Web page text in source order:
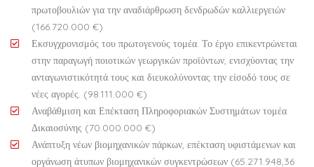
πρωτοβουλιών για την αναδιάρθρωση δενδρωδών καλλιεργειών
(166.720.000 €)
Εκσυγχρονισμός του πρωτογενούς τομέα. Το έργο επικεντρώνεται
στην παραγωγή ποιοτικών γεωργικών προϊόντων, ενισχύοντας την
ανταγωνιστικότητά τους και διευκολύνοντας την είσοδό τους σε
νέες αγορές. (98.111.000 €)
Αναβάθμιση και Επέκταση Πληροφοριακών Συστημάτων τομέα
Δικαιοσύνης (70.000.000 €)
Ανάπτυξη νέων βιομηχανικών πάρκων, επέκταση υφιστάμενων και
οργάνωση άτυπων βιομηχανικών συγκεντρώσεων (65.271.948,36